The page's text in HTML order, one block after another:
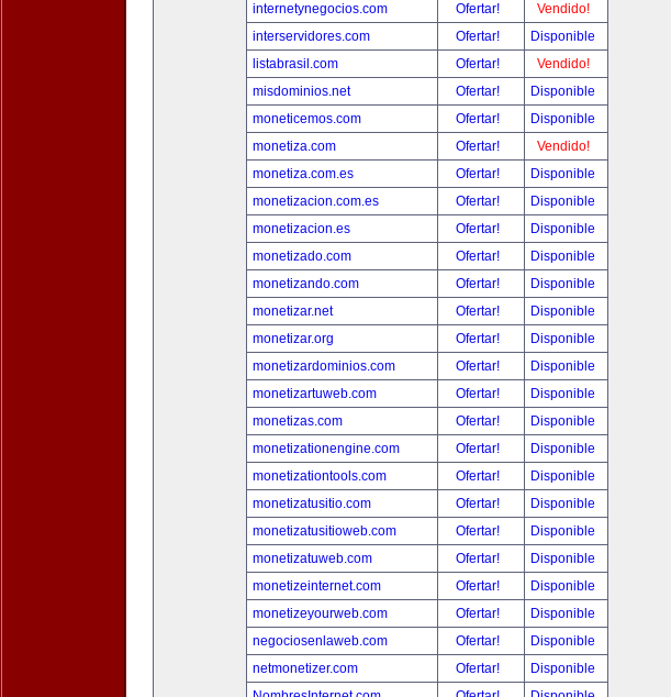
internetynegocios.com
Ofertar!
Vendido!
interservidores.com
Ofertar!
Disponible
listabrasil.com
Ofertar!
Vendido!
misdominios.net
Ofertar!
Disponible
moneticemos.com
Ofertar!
Disponible
monetiza.com
Ofertar!
Vendido!
monetiza.com.es
Ofertar!
Disponible
monetizacion.com.es
Ofertar!
Disponible
monetizacion.es
Ofertar!
Disponible
monetizado.com
Ofertar!
Disponible
monetizando.com
Ofertar!
Disponible
monetizar.net
Ofertar!
Disponible
monetizar.org
Ofertar!
Disponible
monetizardominios.com
Ofertar!
Disponible
monetizartuweb.com
Ofertar!
Disponible
monetizas.com
Ofertar!
Disponible
monetizationengine.com
Ofertar!
Disponible
monetizationtools.com
Ofertar!
Disponible
monetizatusitio.com
Ofertar!
Disponible
monetizatusitioweb.com
Ofertar!
Disponible
monetizatuweb.com
Ofertar!
Disponible
monetizeinternet.com
Ofertar!
Disponible
monetizeyourweb.com
Ofertar!
Disponible
negociosenlaweb.com
Ofertar!
Disponible
netmonetizer.com
Ofertar!
Disponible